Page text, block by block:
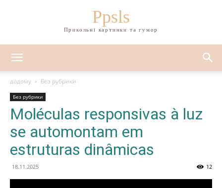
Ppsls
Прикольні картинки та гумор
додому Без рубрики
Без рубрики
Moléculas responsivas à luz
se automontam em
estruturas dinâmicas
18.11.2025 12